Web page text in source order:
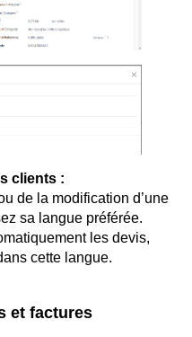
clients :
de la modification d’une
sa langue préférée.
les devis,
cette langue.
et factures